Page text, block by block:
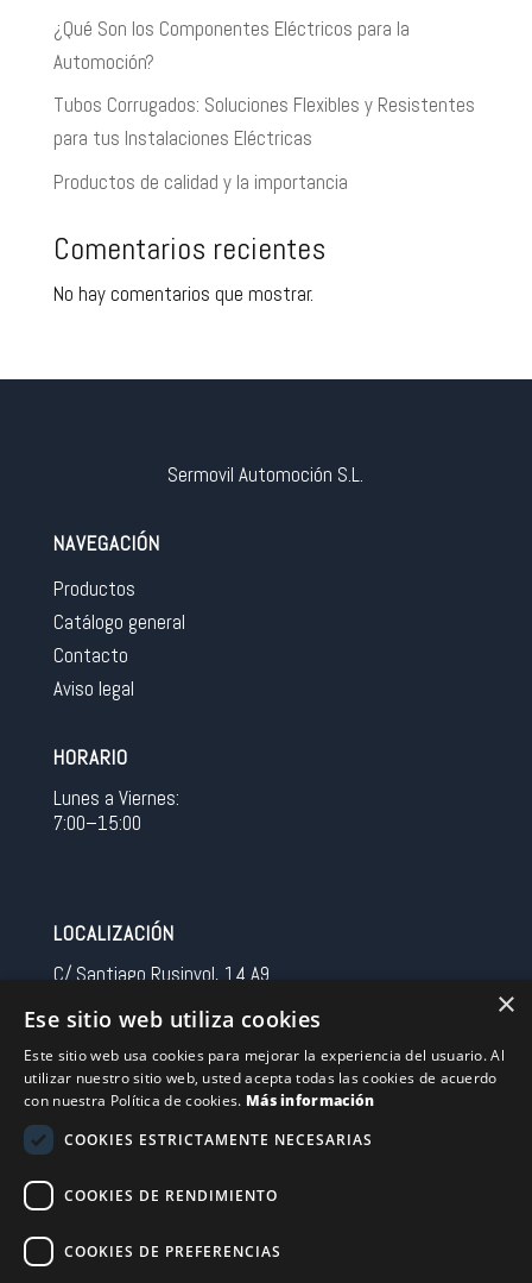
¿Qué Son los Componentes Eléctricos para la
Automoción?
Tubos Corrugados: Soluciones Flexibles y Resistentes
para tus Instalaciones Eléctricas
Productos de calidad y la importancia
Comentarios recientes
No hay comentarios que mostrar.
Sermovil Automoción S.L.
NAVEGACIÓN
Productos
Catálogo general
Contacto
Aviso legal
HORARIO
Lunes a Viernes:
7:00–15:00
LOCALIZACIÓN
C/ Santiago Rusinyol, 14 A9
Spain
CONTACTO
Tel 0034 93 713 37 30
sermovil@sertronic.es
Acceso intranet para representantes
×
Ese sitio web utiliza cookies
Este sitio web usa cookies para mejorar la experiencia del usuario. Al
utilizar nuestro sitio web, usted acepta todas las cookies de acuerdo
con nuestra Política de cookies. Más información
COOKIES ESTRICTAMENTE NECESARIAS
COOKIES DE RENDIMIENTO
COOKIES DE PREFERENCIAS